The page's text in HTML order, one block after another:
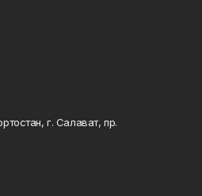
г. Салават, пр.